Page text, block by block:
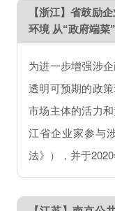
【浙江】省鼓励
环境 从“政府端菜
为进一步增强涉
透明可预期的政
市场主体的活力
江省企业家参与
法》），并于2020